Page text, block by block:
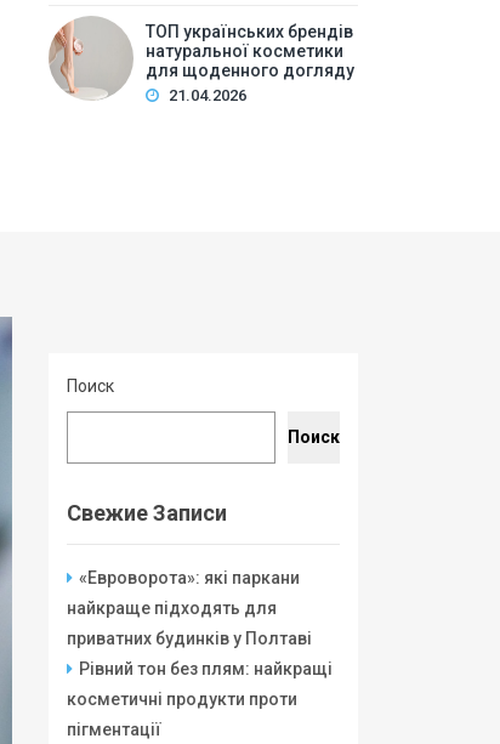
ТОП українських брендів
натуральної косметики
для щоденного догляду
21.04.2026
Поиск
Поиск
Свежие Записи
«Евроворота»: які паркани
найкраще підходять для
приватних будинків у Полтаві
Рівний тон без плям: найкращі
косметичні продукти проти
пігментації